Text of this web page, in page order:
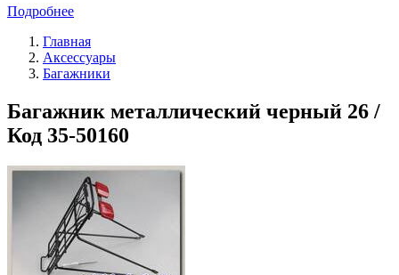
Подробнее
Главная
Аксессуары
Багажники
Багажник металлический черный 26 /
Код 35-50160